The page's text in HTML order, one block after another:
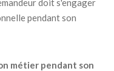
doit s'engager
pendant son
métier pendant son